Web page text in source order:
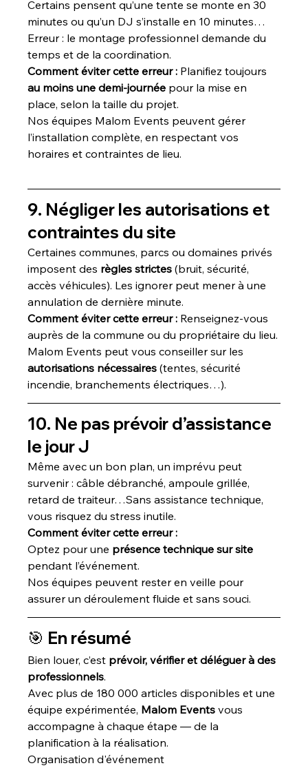
Certains pensent qu’une tente se monte en 30
minutes ou qu’un DJ s’installe en 10 minutes…
Erreur : le montage professionnel demande du
temps et de la coordination.
Comment éviter cette erreur : Planifiez toujours
au moins une demi-journée pour la mise en
place, selon la taille du projet.
Nos équipes Malom Events peuvent gérer
l’installation complète, en respectant vos
horaires et contraintes de lieu.
9. Négliger les autorisations et
contraintes du site
Certaines communes, parcs ou domaines privés
imposent des règles strictes (bruit, sécurité,
accès véhicules). Les ignorer peut mener à une
annulation de dernière minute.
Comment éviter cette erreur : Renseignez-vous
auprès de la commune ou du propriétaire du lieu.
Malom Events peut vous conseiller sur les
autorisations nécessaires (tentes, sécurité
incendie, branchements électriques…).
10. Ne pas prévoir d’assistance
le jour J
Même avec un bon plan, un imprévu peut
survenir : câble débranché, ampoule grillée,
retard de traiteur…Sans assistance technique,
vous risquez du stress inutile.
Comment éviter cette erreur :
Optez pour une présence technique sur site
pendant l’événement.
Nos équipes peuvent rester en veille pour
assurer un déroulement fluide et sans souci.
🎯 En résumé
Bien louer, c’est prévoir, vérifier et déléguer à des
professionnels.
Avec plus de 180 000 articles disponibles et une
équipe expérimentée, Malom Events vous
accompagne à chaque étape — de la
planification à la réalisation.
Organisation d'événement